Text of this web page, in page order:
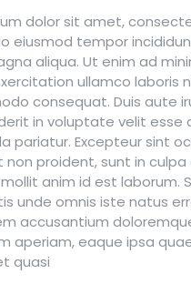
dolor sit amet,
eiusmod tempor
aliqua. Ut enim ad
ullamco laboris
consequat. Duis aute
in voluptate velit esse
pariatur. Excepteur sint
proident, sunt in culpa
anim id est laborum.
unde omnis iste natus
accusantium
aperiam, eaque ipsa
quasi